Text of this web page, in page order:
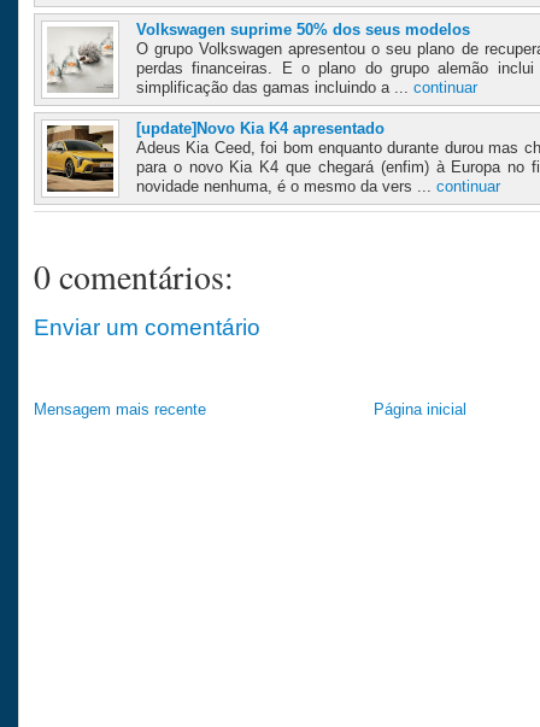
Volkswagen suprime 50% dos seus modelos
O grupo Volkswagen apresentou o seu plano de
perdas financeiras. E o plano do grupo alemão
simplificação das gamas incluindo a ... continuar
[update]Novo Kia K4 apresentado
Adeus Kia Ceed, foi bom enquanto durante durou mas
para o novo Kia K4 que chegará (enfim) à Europa no
novidade nenhuma, é o mesmo da vers ... continuar
0 comentários:
Enviar um comentário
Mensagem mais recente Página inicial